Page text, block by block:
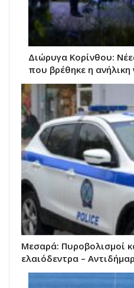
Διώρυγα Κορίνθου:
που βρέθηκε η
Μεσαρά: Πυροβολισμοί
ελαιόδεντρα –